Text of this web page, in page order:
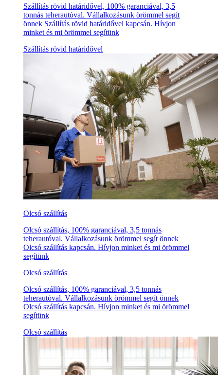
Szállítás rövid határidővel, 100% garanciával, 3,5
tonnás teherautóval. Vállalkozásunk örömmel segít
önnek Szállítás rövid határidővel kapcsán. Hívjon
minket és mi örömmel segítünk
Szállítás rövid határidővel
Olcsó szállítás
Olcsó szállítás, 100% garanciával, 3,5 tonnás
teherautóval. Vállalkozásunk örömmel segít önnek
Olcsó szállítás kapcsán. Hívjon minket és mi örömmel
segítünk
Olcsó szállítás
Olcsó szállítás, 100% garanciával, 3,5 tonnás
teherautóval. Vállalkozásunk örömmel segít önnek
Olcsó szállítás kapcsán. Hívjon minket és mi örömmel
segítünk
Olcsó szállítás